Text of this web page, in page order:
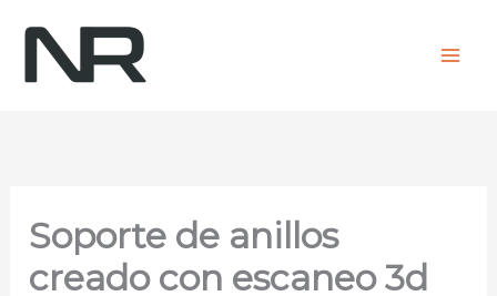
contenido
Soporte de anillos
creado con escaneo 3d